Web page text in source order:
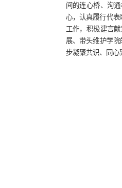
间的连心桥、沟
心，认真履行代
工作，积极建言
展、带头维护学
步凝聚共识、同心